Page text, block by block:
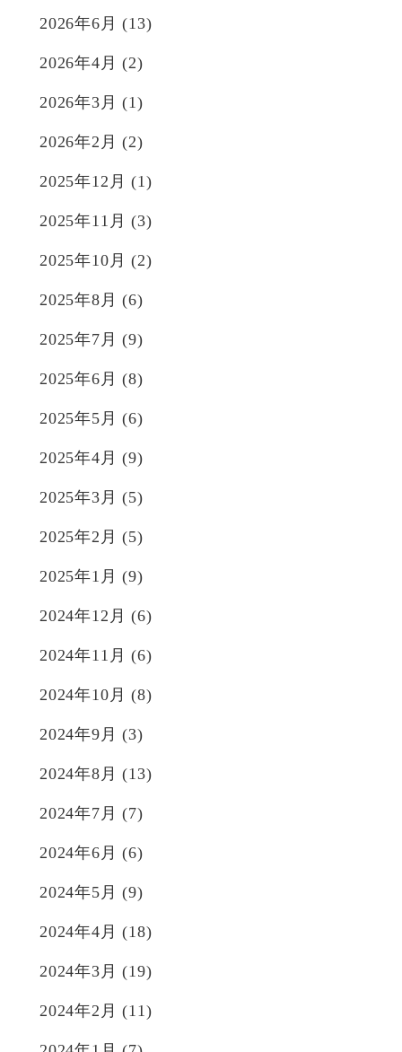
2026年6月 (13)
2026年4月 (2)
2026年3月 (1)
2026年2月 (2)
2025年12月 (1)
2025年11月 (3)
2025年10月 (2)
2025年8月 (6)
2025年7月 (9)
2025年6月 (8)
2025年5月 (6)
2025年4月 (9)
2025年3月 (5)
2025年2月 (5)
2025年1月 (9)
2024年12月 (6)
2024年11月 (6)
2024年10月 (8)
2024年9月 (3)
2024年8月 (13)
2024年7月 (7)
2024年6月 (6)
2024年5月 (9)
2024年4月 (18)
2024年3月 (19)
2024年2月 (11)